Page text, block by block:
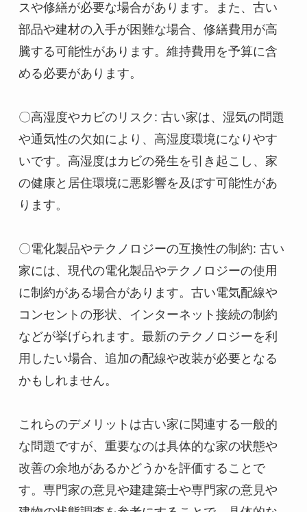
スや修繕が必要な場合があります。また、古い
部品や建材の入手が困難な場合、修繕費用が高
騰する可能性があります。維持費用を予算に含
める必要があります。
〇高湿度やカビのリスク: 古い家は、湿気の問題
や通気性の欠如により、高湿度環境になりやす
いです。高湿度はカビの発生を引き起こし、家
の健康と居住環境に悪影響を及ぼす可能性があ
ります。
〇電化製品やテクノロジーの互換性の制約: 古い
家には、現代の電化製品やテクノロジーの使用
に制約がある場合があります。古い電気配線や
コンセントの形状、インターネット接続の制約
などが挙げられます。最新のテクノロジーを利
用したい場合、追加の配線や改装が必要となる
かもしれません。
これらのデメリットは古い家に関連する一般的
な問題ですが、重要なのは具体的な家の状態や
改善の余地があるかどうかを評価することで
す。専門家の意見や建建築士や専門家の意見や